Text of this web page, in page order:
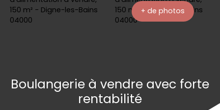
+ de photos
Boulangerie à vendre avec forte
rentabilité